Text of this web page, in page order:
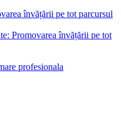
învățării pe tot parcursul
Promovarea învățării pe tot
profesionala